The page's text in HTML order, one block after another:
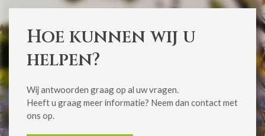
Hoe kunnen wij u
helpen?
Wij antwoorden graag op al uw vragen.
​​​​​​​Heeft u graag meer informatie? Neem dan contact met
ons op.